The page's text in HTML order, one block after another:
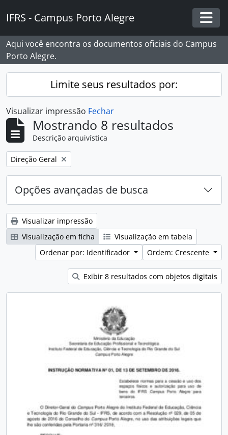
IFRS - Campus Porto Alegre
Aqui você encontra os documentos oficiais do Campus
Porto Alegre.
Limite seus resultados por:
Visualizar impressão Fechar
Mostrando 8 resultados
Descrição arquivística
Remover filtro:
Direção Geral
Opções avançadas de busca
Visualizar impressão
Visualização em ficha
Visualização em tabela
Ordenar por: Identificador
Ordem: Crescente
Exibir 8 resultados com objetos digitais